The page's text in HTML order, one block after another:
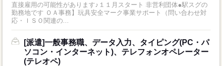
直接雇用の可能性があります♪１１月スタート 非営利団体●駅スグの
勤務地です ＯＡ事務】玩具安全マーク事業サポート（問い合わせ対
応・ＩＳＯ関連の...
[派遣]一般事務職、データ入力、タイピング(PC・パ
ソコン・インターネット)、テレフォンオペレーター
(テレオペ)